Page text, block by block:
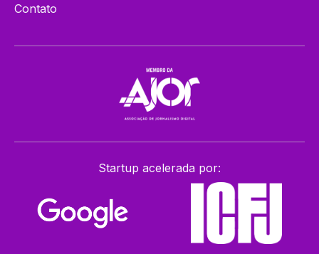
Contato
Startup acelerada por: